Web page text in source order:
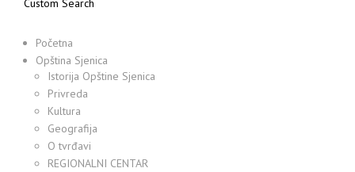
Custom Search
Početna
Opština Sjenica
Istorija Opštine Sjenica
Privreda
Kultura
Geografija
O tvrđavi
REGIONALNI CENTAR